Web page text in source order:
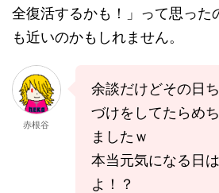
全復活するかも！」って思った
も近いのかもしれません。
赤根谷
余談だけどその日
づけをしてたらめ
ましたｗ
本当元気になる日
よ！？